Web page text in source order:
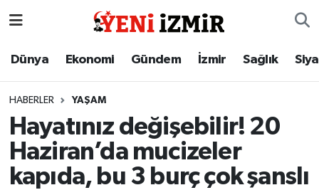
Dünya Ekonomi Gündem İzmir Sağlık
HABERLER YAŞAM
Hayatınız değişebilir! 20
Haziran’da mucizeler
kapıda, bu 3 burç çok şanslı
Dünya
Gündem
İzmir
İzmir Nöbetçi Eczaneler
İzmir Namaz Vakitleri
İzmir Trafik Yoğunluk Haritası